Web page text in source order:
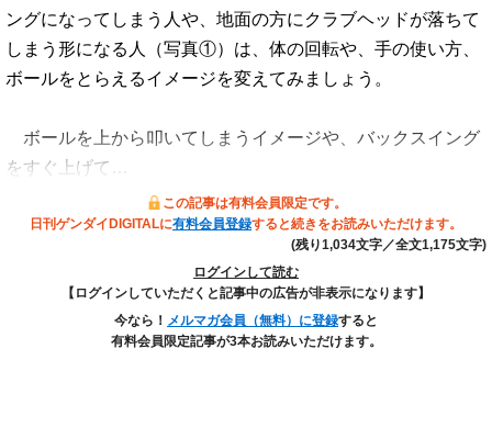
ングになってしまう人や、地面の方にクラブヘッドが落ちて
しまう形になる人（写真①）は、体の回転や、手の使い方、
ボールをとらえるイメージを変えてみましょう。
ボールを上から叩いてしまうイメージや、バックスイング
をすぐ上げて…
この記事は有料会員限定です。
日刊ゲンダイDIGITALに有料会員登録すると続きをお読みいただけます。
(残り1,034文字／全文1,175文字)
ログインして読む
【ログインしていただくと記事中の広告が非表示になります】
今なら！ メルマガ会員（無料）に登録すると
有料会員限定記事が3本お読みいただけます。